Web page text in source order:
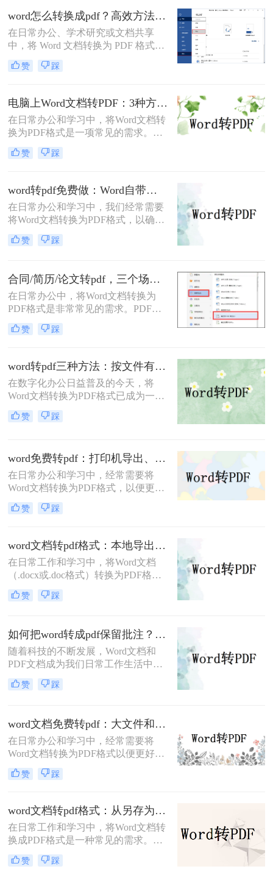
全性高的特点，成为文件归档、传阅
和打印的首选格式。然而，许多用户
仅知其一，不知其二，往往在转换过
程中遇到格式错乱、体积过大或无法
编辑等问题。
word怎么转换成pdf？高效方法与专业建议！
在日常办公、学术研究或文档共享
中，将 Word 文档转换为 PDF 格式已
成为刚需。PDF 格式的跨平台一致
性、防篡改特性和专业外观使其成为
转换成pdf呢？本文将深入探讨多种高
效转换方法，涵盖不同场景需求，助
您轻松实现完美转换。
赞 踩
电脑上Word文档转PDF：3种方法按文档复杂度选，公式多的别用在线工具！
在日常办公和学习中，将Word文档转
换为PDF格式是一项常见的需求。
PDF格式因其跨平台兼容性、格式稳
定性和安全性而备受青睐。那么电脑
文将详细介绍三种将Word文档转换为
PDF的方法。
赞 踩
word转pdf免费做：Word自带导出和在线工具效果差在哪！
在日常办公和学习中，我们经常需要
将Word文档转换为PDF格式，以确保
文档的稳定性和兼容性，便于分享和
打印。那么word转pdf怎么转免费呢？
赞 踩
合同/简历/论文转pdf，三个场景各自用什么方法快！
在日常办公中，将Word文档转换为
PDF格式是非常常见的需求。PDF文
件具有跨平台兼容性、保持文档格式
一致性和不可编辑性的特点，非常适
转换pdf呢？本文将介绍三种常用的方
法来实现这一转换。
赞 踩
word转pdf三种方法：按文件有没有图片和公式分开选！
在数字化办公日益普及的今天，将
Word文档转换为PDF格式已成为一项
基本且重要的技能。PDF格式因其跨
平台兼容性、格式稳定性和安全性，
三种将Word转换为PDF的方法。
赞 踩
word免费转pdf：打印机导出、Word自带、在线工具三选一！
在日常办公和学习中，经常需要将
Word文档转换为PDF格式，以便更好
地分享、打印或存档。那么word怎么
转换成pdf免费呢？本文将介绍三种免
赞 踩
word文档转pdf格式：本地导出和在线工具怎么选！
在日常工作和学习中，将Word文档
（.docx或.doc格式）转换为PDF格式
是一项常见的需求。PDF文件因其跨
平台兼容性、保持文档格式不变以及
本文将详细介绍两种将Word文档转换
成PDF格式的方法。
赞 踩
如何把word转成pdf保留批注？这三种方法建议收藏！
随着科技的不断发展，Word文档和
PDF文档成为我们日常工作生活中经
常遇到的文件格式。在某些情况下，
我们需要将Word文档转换为PDF格
批注呢？本文将介绍三种简单有效的
方法来帮助您将Word文档转成PDF并
保留批注。
赞 踩
word文档免费转pdf：大文件和小文件别用同一个方法！
在日常办公和学习中，经常需要将
Word文档转换为PDF格式以便更好地
分享、打印或存档。PDF格式具有跨
平台兼容性好、文件保护性强、打印
文件分享。那么word文档如何免费转
换成pdf呢？本文将详细介绍几种常用
的方法来实现这一目标。
赞 踩
word文档转pdf格式：从另存为到在线工具，三种路径各有取舍！
在日常工作和学习中，将Word文档转
换成PDF格式是一种常见的需求。
PDF格式不仅能够保持文档的原貌，
确保在不同平台和设备上呈现一致的
赞 踩